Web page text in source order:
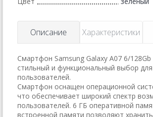
Описание Характеристики
Смартфон Samsung Galaxy A07 6/
стильный и функциональный выбор
пользователей.
Смартфон оснащен операционной
что обеспечивает широкий спектр
пользователей. 6 ГБ оперативной
встроенной памяти позволяют